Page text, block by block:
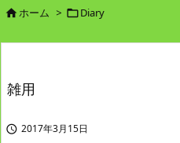
ホーム > Diary
雑用
 2017年3月15日